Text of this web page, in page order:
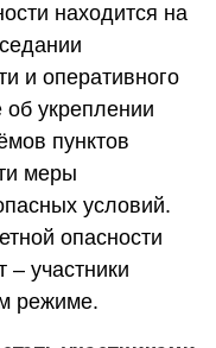
находится на
и оперативного
укреплении
пунктов
меры
условий.
опасности
– участники
режиме.